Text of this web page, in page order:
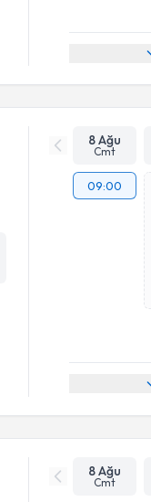
8 Ağu
Cmt
09:00
8 Ağu
Cmt